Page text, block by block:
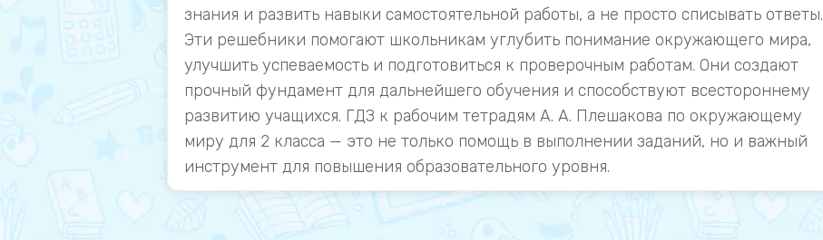
знания и развить навыки самостоятельной работы, а не просто списывать ответы.
Эти решебники помогают школьникам углубить понимание окружающего мира,
улучшить успеваемость и подготовиться к проверочным работам. Они создают
прочный фундамент для дальнейшего обучения и способствуют всестороннему
развитию учащихся. ГДЗ к рабочим тетрадям А. А. Плешакова по окружающему
миру для 2 класса — это не только помощь в выполнении заданий, но и важный
инструмент для повышения образовательного уровня.